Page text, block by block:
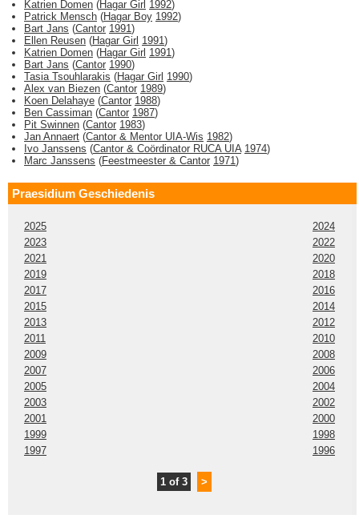
Katrien Domen (Hagar Girl 1992)
Patrick Mensch (Hagar Boy 1992)
Bart Jans (Cantor 1991)
Ellen Reusen (Hagar Girl 1991)
Katrien Domen (Hagar Girl 1991)
Bart Jans (Cantor 1990)
Tasia Tsouhlarakis (Hagar Girl 1990)
Alex van Biezen (Cantor 1989)
Koen Delahaye (Cantor 1988)
Ben Cassiman (Cantor 1987)
Pit Swinnen (Cantor 1983)
Jan Annaert (Cantor & Mentor UIA-Wis 1982)
Ivo Janssens (Cantor & Coördinator RUCA UIA 1974)
Marc Janssens (Feestmeester & Cantor 1971)
Praesidium Geschiedenis
2025
2024
2023
2022
2021
2020
2019
2018
2017
2016
2015
2014
2013
2012
2011
2010
2009
2008
2007
2006
2005
2004
2003
2002
2001
2000
1999
1998
1997
1996
1 of 3 >